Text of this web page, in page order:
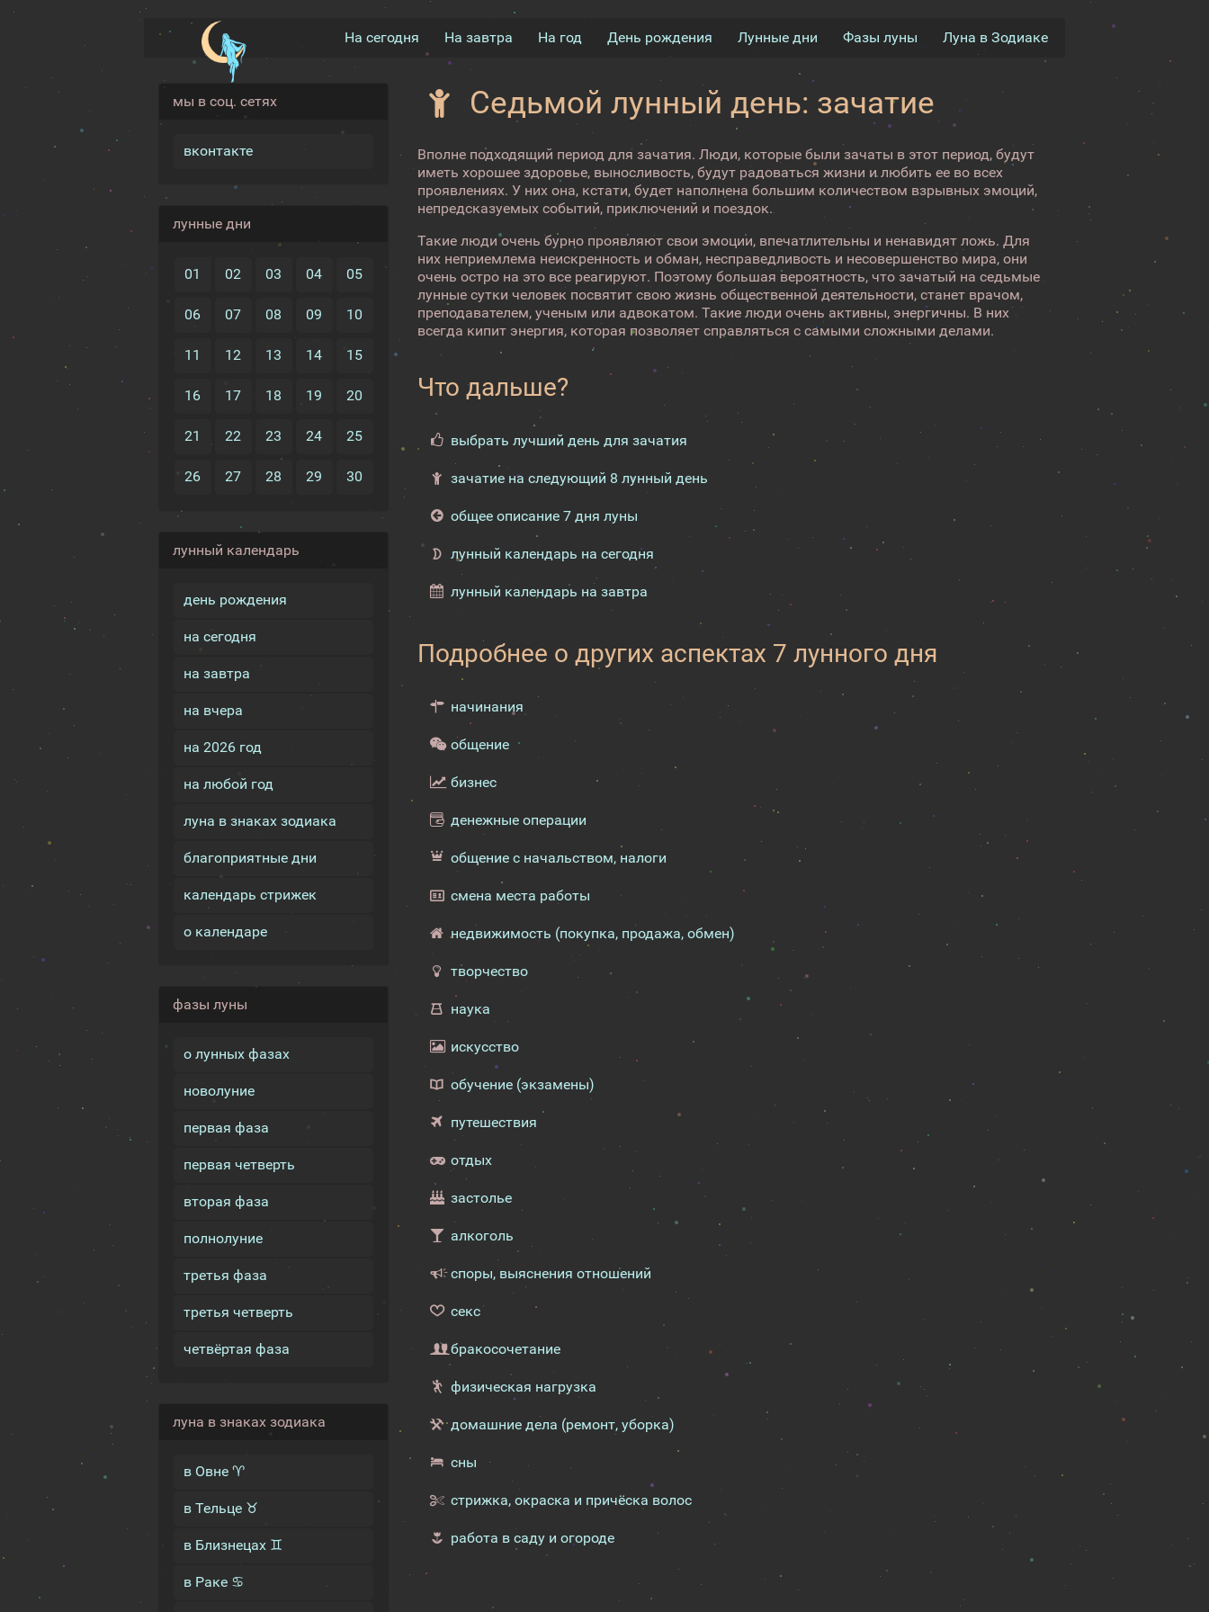
На сегодня На завтра На год День рождения Лунные дни Фазы луны Луна в Зодиаке
мы в соц. сетях
вконтакте
лунные дни
01 02 03 04 05
06 07 08 09 10
11 12 13 14 15
16 17 18 19 20
21 22 23 24 25
26 27 28 29 30
лунный календарь
день рождения
на сегодня
на завтра
на вчера
на 2026 год
на любой год
луна в знаках зодиака
благоприятные дни
календарь стрижек
о календаре
фазы луны
о лунных фазах
новолуние
первая фаза
первая четверть
вторая фаза
полнолуние
третья фаза
третья четверть
четвёртая фаза
луна в знаках зодиака
в Овне ♈
в Тельце ♉
в Близнецах ♊
в Раке ♋
Седьмой лунный день: зачатие
Вполне подходящий период для зачатия. Люди, которые были зачаты в этот период, будут
иметь хорошее здоровье, выносливость, будут радоваться жизни и любить ее во всех
проявлениях. У них она, кстати, будет наполнена большим количеством взрывных эмоций,
непредсказуемых событий, приключений и поездок.
Такие люди очень бурно проявляют свои эмоции, впечатлительны и ненавидят ложь. Для
них неприемлема неискренность и обман, несправедливость и несовершенство мира, они
очень остро на это все реагируют. Поэтому большая вероятность, что зачатый на седьмые
лунные сутки человек посвятит свою жизнь общественной деятельности, станет врачом,
преподавателем, ученым или адвокатом. Такие люди очень активны, энергичны. В них
всегда кипит энергия, которая позволяет справляться с самыми сложными делами.
Что дальше?
выбрать лучший день для зачатия
зачатие на следующий 8 лунный день
общее описание 7 дня луны
лунный календарь на сегодня
лунный календарь на завтра
Подробнее о других аспектах 7 лунного дня
начинания
общение
бизнес
денежные операции
общение с начальством, налоги
смена места работы
недвижимость (покупка, продажа, обмен)
творчество
наука
искусство
обучение (экзамены)
путешествия
отдых
застолье
алкоголь
споры, выяснения отношений
секс
бракосочетание
физическая нагрузка
домашние дела (ремонт, уборка)
сны
стрижка, окраска и причёска волос
работа в саду и огороде